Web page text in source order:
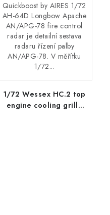
Quickboost by AIRES 1/72
AH-64D Longbow Apache
AN/APG-78 fire control
radar je detailní sestava
radaru řízení palby
AN/APG-78. V měřítku
1/72...
1/72 Wessex HC.2 top
engine cooling grille